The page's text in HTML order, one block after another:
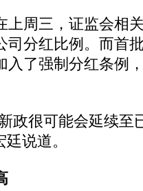
周三，证监会相
司分红比例。而首
入了强制分红条例
很可能会延续至
说道。